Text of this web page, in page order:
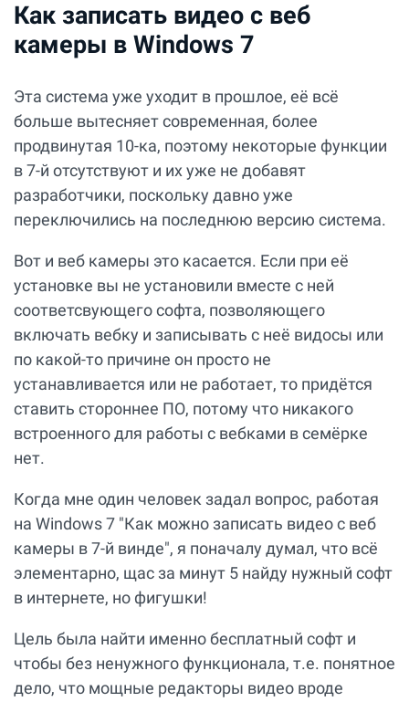
Как записать видео с веб
камеры в Windows 7
Эта система уже уходит в прошлое, её всё
больше вытесняет современная, более
продвинутая 10-ка, поэтому некоторые функции
в 7-й отсутствуют и их уже не добавят
разработчики, поскольку давно уже
переключились на последнюю версию система.
Вот и веб камеры это касается. Если при её
установке вы не установили вместе с ней
соответсвующего софта, позволяющего
включать вебку и записывать с неё видосы или
по какой-то причине он просто не
устанавливается или не работает, то придётся
ставить стороннее ПО, потому что никакого
встроенного для работы с вебками в семёрке
нет.
Когда мне один человек задал вопрос, работая
на Windows 7 "Как можно записать видео с веб
камеры в 7-й винде", я поначалу думал, что всё
элементарно, щас за минут 5 найду нужный софт
в интернете, но фигушки!
Цель была найти именно бесплатный софт и
чтобы без ненужного функционала, т.е. понятное
дело, что мощные редакторы видео вроде